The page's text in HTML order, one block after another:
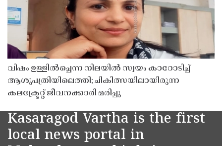
വിഷം ഉള്ളിൽച്ചെന്ന നിലയിൽ സ്വയം കാറോടിച്ച്
ആശുപത്രിയിലെത്തി; ചികിത്സയിലായിരുന്ന
കലക്ട്രേറ്റ് ജീവനക്കാരി മരിച്ചു
Kasaragod Vartha is the first
local news portal in